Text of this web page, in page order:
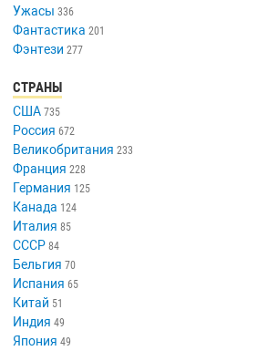
Ужасы 336
Фантастика 201
Фэнтези 277
СТРАНЫ
США 735
Россия 672
Великобритания 233
Франция 228
Германия 125
Канада 124
Италия 85
СССР 84
Бельгия 70
Испания 65
Китай 51
Индия 49
Япония 49